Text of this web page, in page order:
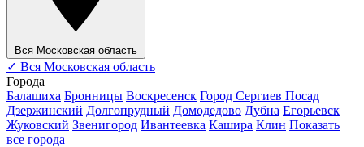
Вся Московская область
✓ Вся Московская область
Города
Балашиха Бронницы Воскресенск Город Сергиев Посад
Дзержинский Долгопрудный Домодедово Дубна Егорьевск
Жуковский Звенигород Ивантеевка Кашира Клин Показать
все города